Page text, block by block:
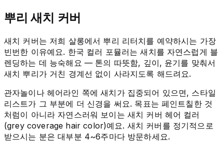
뿌리 새치 커버
새치 커버는 저희 살롱에서 뿌리 리터치를 예약하시는 가장
빈번한 이유예요. 한국 컬러 포뮬러는 새치를 자연스럽게 블
렌딩하는 데 능숙해요 — 톤의 따뜻함, 깊이, 윤기를 맞춰서
새치 뿌리가 거친 경계선 없이 사라지도록 해드려요.
관자놀이나 헤어라인 쪽에 새치가 집중되어 있으면, 스타일
리스트가 그 부분에 더 신경을 써요. 목표는 페인트칠한 것
처럼이 아니라 자연스러워 보이는 새치 커버 헤어 컬러
(grey coverage hair color)예요. 새치 커버를 정기적으로
받으시는 분은 대부분 4~6주마다 방문하세요.